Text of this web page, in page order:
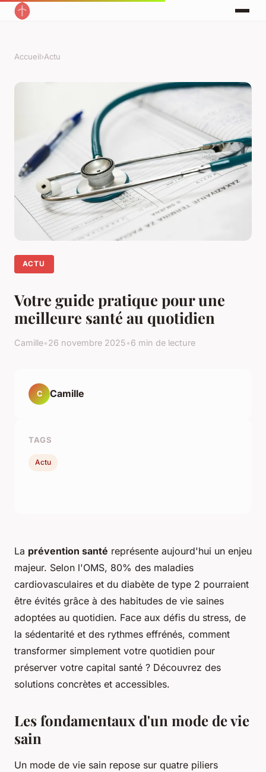
Accueil›Actu
ACTU
Votre guide pratique pour une
meilleure santé au quotidien
Camille•26 novembre 2025•6 min de lecture
La prévention santé représente aujourd'hui un enjeu
majeur. Selon l'OMS, 80% des maladies
cardiovasculaires et du diabète de type 2 pourraient
être évités grâce à des habitudes de vie saines
adoptées au quotidien. Face aux défis du stress, de
la sédentarité et des rythmes effrénés, comment
transformer simplement votre quotidien pour
préserver votre capital santé ? Découvrez des
solutions concrètes et accessibles.
Les fondamentaux d'un mode de vie
sain
Un mode de vie sain repose sur quatre piliers
C Camille
TAGS
Actu